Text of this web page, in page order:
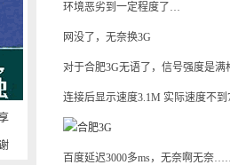
环境恶劣到一定程度了…
网没了，无奈换3G
对于合肥3G无语了，信号强度是满
连接后显示速度3.1M 实际速度不到
百度延迟3000多ms，无奈啊无奈